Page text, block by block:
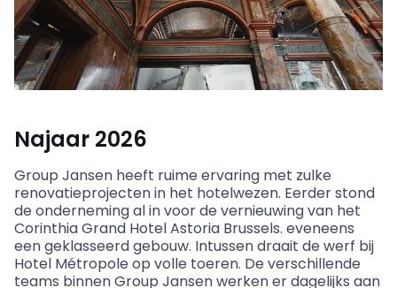
Najaar 2026
Group Jansen heeft ruime ervaring met zulke
renovatieprojecten in het hotelwezen. Eerder stond
de onderneming al in voor de vernieuwing van het
CorinthiaGrand Hotel Astoria Brussels. eveneens
een geklasseerd gebouw. Intussen draait de werf bij
Hotel Métropole op volle toeren. De verschillende
teams binnen Group Jansen werken er dagelijks aan